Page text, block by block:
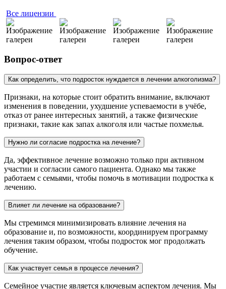
Все лицензии
Вопрос-ответ
Как определить, что подросток нуждается в лечении алкоголизма?
Признаки, на которые стоит обратить внимание, включают
изменения в поведении, ухудшение успеваемости в учёбе,
отказ от ранее интересных занятий, а также физические
признаки, такие как запах алкоголя или частые похмелья.
Нужно ли согласие подростка на лечение?
Да, эффективное лечение возможно только при активном
участии и согласии самого пациента. Однако мы также
работаем с семьями, чтобы помочь в мотивации подростка к
лечению.
Влияет ли лечение на образование?
Мы стремимся минимизировать влияние лечения на
образование и, по возможности, координируем программу
лечения таким образом, чтобы подросток мог продолжать
обучение.
Как участвует семья в процессе лечения?
Семейное участие является ключевым аспектом лечения. Мы